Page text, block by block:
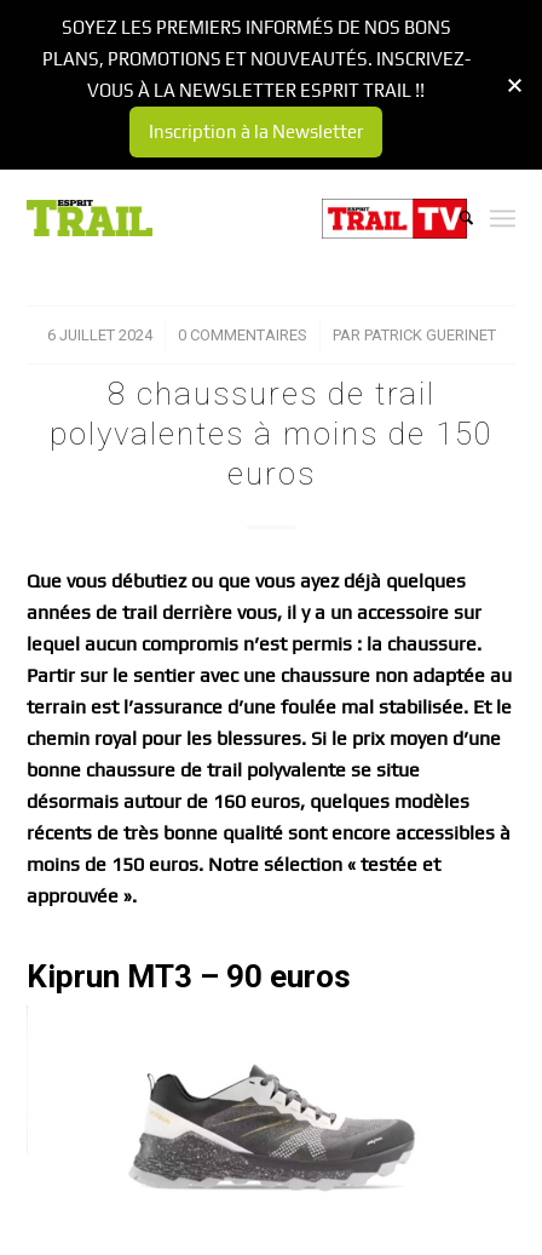
6 JUILLET 2024
/ 0 COMMENTAIRES
/ PAR PATRICK GUERINET
8 chaussures de trail
polyvalentes à moins de 150
euros
Que vous débutiez ou que vous ayez déjà quelques
années de trail derrière vous, il y a un accessoire sur
lequel aucun compromis n’est permis : la chaussure.
Partir sur le sentier avec une chaussure non adaptée au
terrain est l’assurance d’une foulée mal stabilisée. Et le
chemin royal pour les blessures. Si le prix moyen d’une
bonne chaussure de trail polyvalente se situe
désormais autour de 160 euros, quelques modèles
récents de très bonne qualité sont encore accessibles à
moins de 150 euros. Notre sélection « testée et
approuvée ».
Kiprun MT3 – 90 euros
SOYEZ LES PREMIERS INFORMÉS DE NOS BONS
PLANS, PROMOTIONS ET NOUVEAUTÉS. INSCRIVEZ-
VOUS À LA NEWSLETTER ESPRIT TRAIL !!
Inscription à la Newsletter